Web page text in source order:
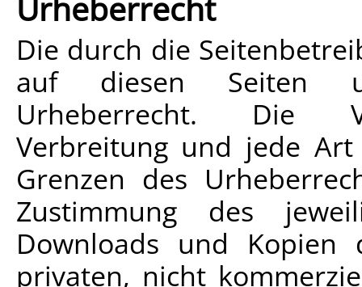
Die durch die
auf diesen Seiten
Urheberrecht. Die
Verbreitung und jede
Grenzen des
Zustimmung des
Downloads und
privaten, nicht